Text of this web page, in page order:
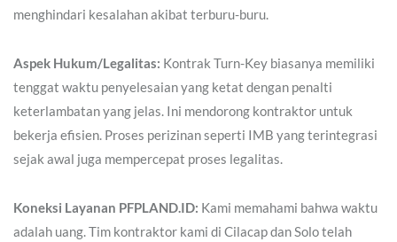
menghindari kesalahan akibat terburu-buru.
Aspek Hukum/Legalitas: Kontrak Turn-Key biasanya memiliki
tenggat waktu penyelesaian yang ketat dengan penalti
keterlambatan yang jelas. Ini mendorong kontraktor untuk
bekerja efisien. Proses perizinan seperti IMB yang terintegrasi
sejak awal juga mempercepat proses legalitas.
Koneksi Layanan PFPLAND.ID: Kami memahami bahwa waktu
adalah uang. Tim kontraktor kami di Cilacap dan Solo telah